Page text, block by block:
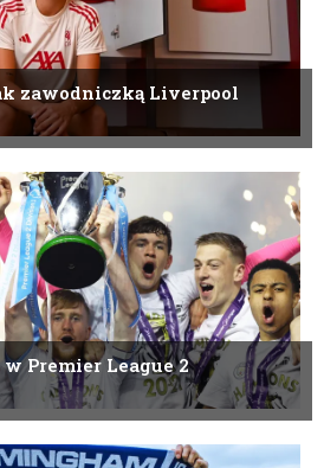
zawodniczką Liverpool
Premier League 2